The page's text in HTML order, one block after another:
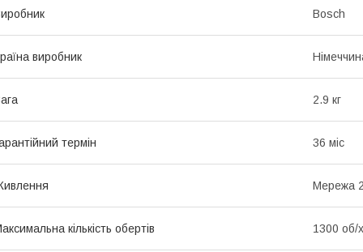
Bosch
виробник
2.9 кг
термін 36 міс
Мережа
кількість обертів 1300 об/